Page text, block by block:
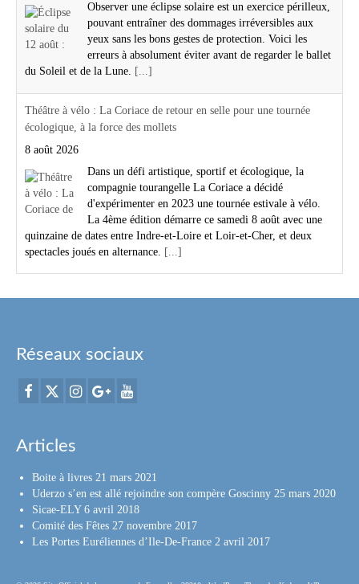
Observer une éclipse solaire est un exercice périlleux,
pouvant entraîner des dommages irréversibles aux
yeux sans les bons gestes de protection. Voici les
erreurs à absolument éviter avant de regarder le ballet
du Soleil et de la Lune. [...]
Théâtre à vélo : La Coriace de retour en selle pour une tournée
écologique, à la force des mollets
8 août 2026
Dans un défi artistique, sportif et écologique, la
compagnie tourangelle La Coriace a décidé
d'expérimenter en 2023 une tournée estivale à vélo.
La 4ème édition démarre ce samedi 8 août avec une
quinzaine de dates entre Indre-et-Loire et Loir-et-Cher, et deux
spectacles joués en alternance. [...]
Réseaux sociaux
Articles
Boite à livres 21 mars 2021
Uderzo s’en est allé rejoindre son compère Goscinny 25 mars 2020
Sicae-ELY 6 avril 2018
Comité des Fêtes 27 novembre 2017
Les Portes Euréliennes d’Ile-De-France 2 avril 2017